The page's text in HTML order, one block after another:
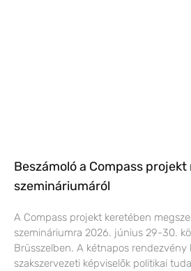
Beszámoló a Compass
szemináriumáról
A Compass projekt keretében
szemináriumra 2026. június 29-30.
Brüsszelben. A kétnapos rendezvény
szakszervezeti képviselők politikai